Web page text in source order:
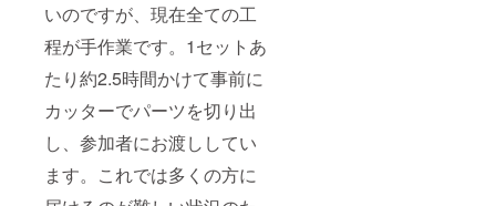
いのですが、現在全ての工
程が手作業です。1セットあ
たり約2.5時間かけて事前に
カッターでパーツを切り出
し、参加者にお渡ししてい
ます。これでは多くの方に